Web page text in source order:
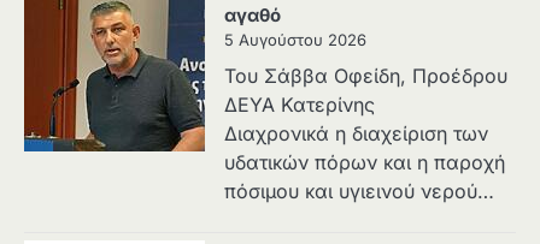
αγαθό
5 Αυγούστου 2026
Του Σάββα Οφείδη, Προέδρου
ΔΕΥΑ Κατερίνης
Διαχρονικά η διαχείριση των
υδατικών πόρων και η παροχή
πόσιμου και υγιεινού νερού…